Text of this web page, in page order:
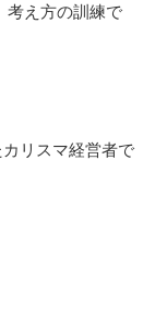
考え方の訓練で
リスマ経営者で